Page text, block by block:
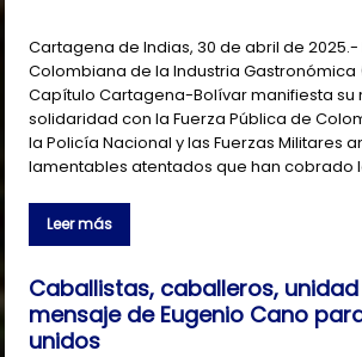
Cartagena de Indias, 30 de abril de 2025.-
Colombiana de la Industria Gastronómica
Capítulo Cartagena-Bolívar manifiesta su
solidaridad con la Fuerza Pública de
la Policía Nacional y las Fuerzas Militares
lamentables atentados que han cobrado
Leer más
Caballistas, caballeros,
mensaje de Eugenio Cano
unidos